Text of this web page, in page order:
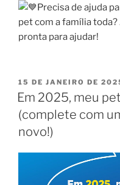
Precisa de ajuda
pet com a família
pronta para ajudar!
15 DE JANEIRO DE
Em 2025, meu
(complete com
novo!)